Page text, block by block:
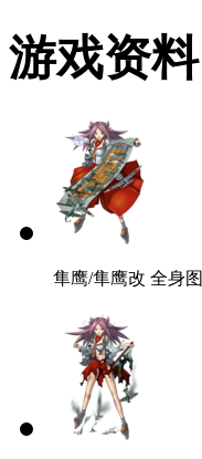
游戏资料
隼鹰/隼鹰改 全身图